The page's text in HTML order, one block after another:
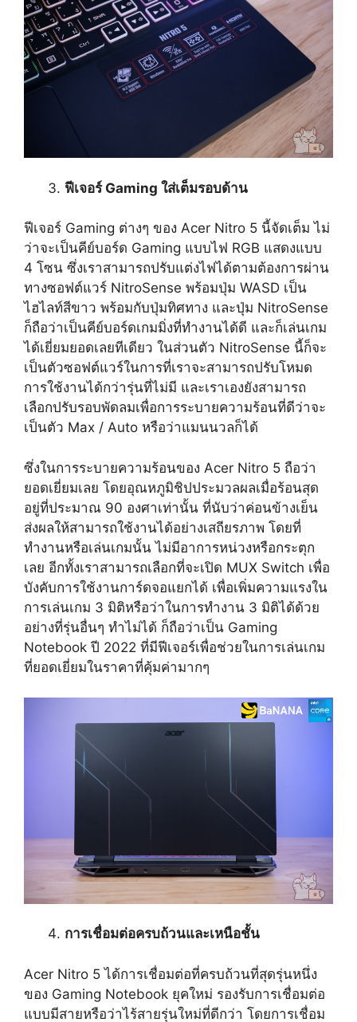
ฟีเจอร์ Gaming ใส่เต็มรอบด้าน
ฟีเจอร์ Gaming ต่างๆ ของ Acer Nitro 5 นี้จัดเต็ม ไม่
ว่าจะเป็นคีย์บอร์ด Gaming แบบไฟ RGB แสดงแบบ
4 โซน ซึ่งเราสามารถปรับแต่งไฟได้ตามต้องการผ่าน
ทางซอฟต์แวร์ NitroSense พร้อมปุ่ม WASD เป็น
ไฮไลท์สีขาว พร้อมกับปุ่มทิศทาง และปุ่ม NitroSense
ก็ถือว่าเป็นคีย์บอร์ดเกมมิ่งที่ทำงานได้ดี และก็เล่นเกม
ได้เยี่ยมยอดเลยทีเดียว ในส่วนตัว NitroSense นี้ก็จะ
เป็นตัวซอฟต์แวร์ในการที่เราจะสามารถปรับโหมด
การใช้งานได้กว่ารุ่นที่ไม่มี และเราเองยังสามารถ
เลือกปรับรอบพัดลมเพื่อการระบายความร้อนที่ดีว่าจะ
เป็นตัว Max / Auto หรือว่าแมนนวลก็ได้
ซึ่งในการระบายความร้อนของ Acer Nitro 5 ถือว่า
ยอดเยี่ยมเลย โดยอุณหภูมิชิปประมวลผลเมื่อร้อนสุด
อยู่ที่ประมาณ 90 องศาเท่านั้น ที่นับว่าค่อนข้างเย็น
ส่งผลให้สามารถใช้งานได้อย่างเสถียรภาพ โดยที่
ทำงานหรือเล่นเกมนั้น ไม่มีอาการหน่วงหรือกระตุก
เลย อีกทั้งเราสามารถเลือกที่จะเปิด MUX Switch เพื่อ
บังคับการใช้งานการ์ดจอแยกได้ เพื่อเพิ่มความแรงใน
การเล่นเกม 3 มิติหรือว่าในการทำงาน 3 มิติได้ด้วย
อย่างที่รุ่นอื่นๆ ทำไม่ได้ ก็ถือว่าเป็น Gaming
Notebook ปี 2022 ที่มีฟีเจอร์เพื่อช่วยในการเล่นเกม
ที่ยอดเยี่ยมในราคาที่คุ้มค่ามากๆ
การเชื่อมต่อครบถ้วนและเหนือชั้น
Acer Nitro 5 ได้การเชื่อมต่อที่ครบถ้วนที่สุดรุ่นหนึ่ง
ของ Gaming Notebook ยุคใหม่ รองรับการเชื่อมต่อ
แบบมีสายหรือว่าไร้สายรุ่นใหม่ที่ดีกว่า โดยการเชื่อม